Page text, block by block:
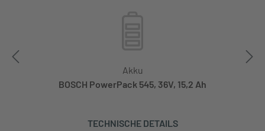
Akku
BOSCH PowerPack 545, 36V, 15,2 Ah
TECHNISCHE DETAILS